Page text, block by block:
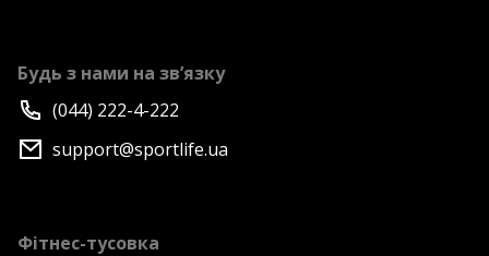
Будь з нами на зв’язку
(044) 222-4-222
support@sportlife.ua
Фітнес-тусовка